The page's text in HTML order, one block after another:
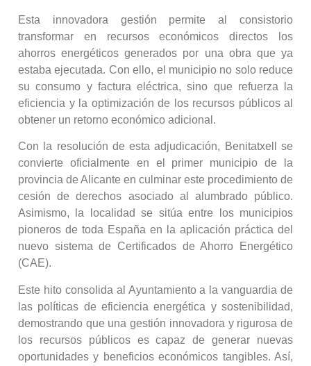
Esta innovadora gestión permite al consistorio
transformar en recursos económicos directos los
ahorros energéticos generados por una obra que ya
estaba ejecutada. Con ello, el municipio no solo reduce
su consumo y factura eléctrica, sino que refuerza la
eficiencia y la optimización de los recursos públicos al
obtener un retorno económico adicional.
Con la resolución de esta adjudicación, Benitatxell se
convierte oficialmente en el primer municipio de la
provincia de Alicante en culminar este procedimiento de
cesión de derechos asociado al alumbrado público.
Asimismo, la localidad se sitúa entre los municipios
pioneros de toda España en la aplicación práctica del
nuevo sistema de Certificados de Ahorro Energético
(CAE).
Este hito consolida al Ayuntamiento a la vanguardia de
las políticas de eficiencia energética y sostenibilidad,
demostrando que una gestión innovadora y rigurosa de
los recursos públicos es capaz de generar nuevas
oportunidades y beneficios económicos tangibles. Así,